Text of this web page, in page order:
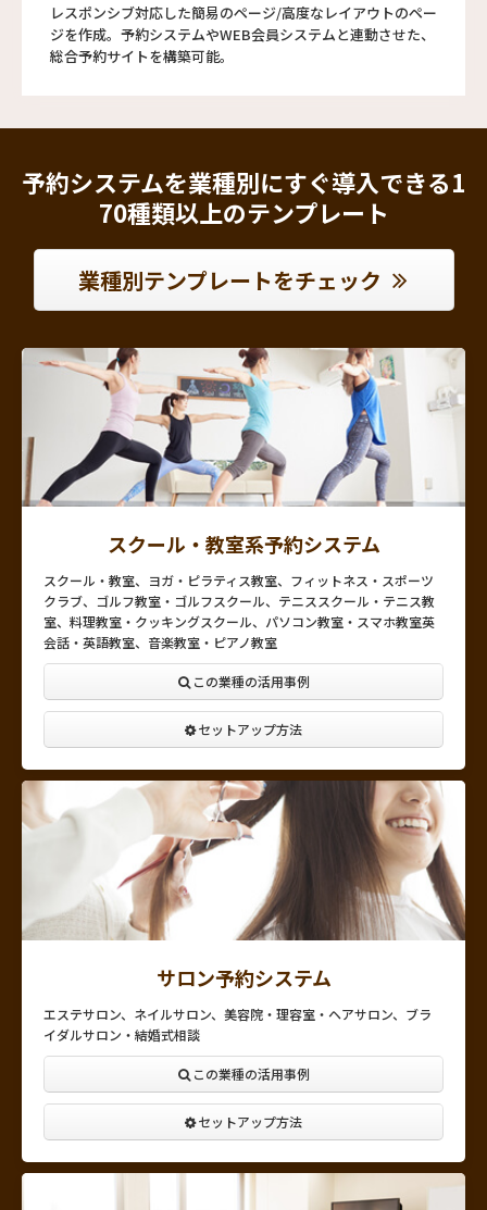
レスポンシブ対応した簡易のページ/高度なレイアウトのペー
ジを作成。予約システムやWEB会員システムと連動させた、
総合予約サイトを構築可能。
予約システムを業種別にすぐ導入できる1
70種類以上のテンプレート
業種別テンプレートをチェック
スクール・教室系予約システム
スクール・教室、ヨガ・ピラティス教室、フィットネス・スポーツ
クラブ、ゴルフ教室・ゴルフスクール、テニススクール・テニス教
室、料理教室・クッキングスクール、パソコン教室・スマホ教室英
会話・英語教室、音楽教室・ピアノ教室
この業種の活用事例
セットアップ方法
サロン予約システム
エステサロン、ネイルサロン、美容院・理容室・ヘアサロン、ブラ
イダルサロン・結婚式相談
この業種の活用事例
セットアップ方法